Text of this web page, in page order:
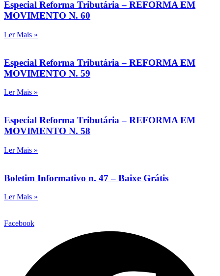
Especial Reforma Tributária – REFORMA EM
MOVIMENTO N. 60
Ler Mais »
Especial Reforma Tributária – REFORMA EM
MOVIMENTO N. 59
Ler Mais »
Especial Reforma Tributária – REFORMA EM
MOVIMENTO N. 58
Ler Mais »
Boletim Informativo n. 47 – Baixe Grátis
Ler Mais »
Facebook